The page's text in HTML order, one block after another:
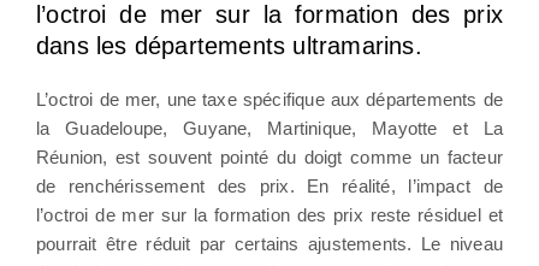
l’octroi de mer sur la formation des prix
dans les départements ultramarins.
L’octroi de mer, une taxe spécifique aux départements de
la Guadeloupe, Guyane, Martinique, Mayotte et La
Réunion, est souvent pointé du doigt comme un facteur
de renchérissement des prix. En réalité, l’impact de
l’octroi de mer sur la formation des prix reste résiduel et
pourrait être réduit par certains ajustements. Le niveau